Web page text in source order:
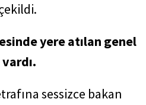
yere atılan genel
sessizce bakan